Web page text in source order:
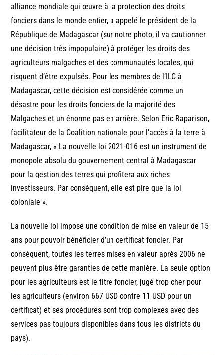
alliance mondiale qui œuvre à la protection des droits
fonciers dans le monde entier, a appelé le président de la
République de Madagascar (sur notre photo, il va cautionner
une décision très impopulaire) à protéger les droits des
agriculteurs malgaches et des communautés locales, qui
risquent d’être expulsés. Pour les membres de l’ILC à
Madagascar, cette décision est considérée comme un
désastre pour les droits fonciers de la majorité des
Malgaches et un énorme pas en arrière. Selon Eric Raparison,
facilitateur de la Coalition nationale pour l’accès à la terre à
Madagascar, « La nouvelle loi 2021-016 est un instrument de
monopole absolu du gouvernement central à Madagascar
pour la gestion des terres qui profitera aux riches
investisseurs. Par conséquent, elle est pire que la loi
coloniale ».
La nouvelle loi impose une condition de mise en valeur de 15
ans pour pouvoir bénéficier d’un certificat foncier. Par
conséquent, toutes les terres mises en valeur après 2006 ne
peuvent plus être garanties de cette manière. La seule option
pour les agriculteurs est le titre foncier, jugé trop cher pour
les agriculteurs (environ 667 USD contre 11 USD pour un
certificat) et ses procédures sont trop complexes avec des
services pas toujours disponibles dans tous les districts du
pays).